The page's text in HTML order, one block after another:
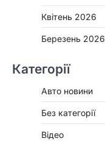
Квітень 2026
Березень 2026
Категорії
Авто новини
Без категорії
Відео